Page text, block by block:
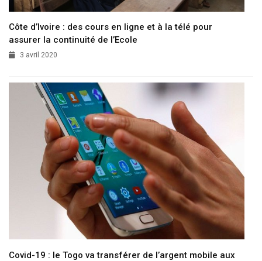
Côte d’Ivoire : des cours en ligne et à la télé pour
assurer la continuité de l’Ecole
3 avril 2020
Covid-19 : le Togo va transférer de l’argent mobile aux